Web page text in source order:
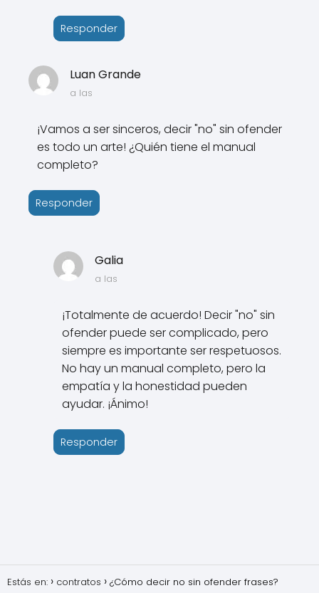
Responder
Luan Grande
a las
¡Vamos a ser sinceros, decir "no" sin ofender
es todo un arte! ¿Quién tiene el manual
completo?
Responder
Galia
a las
¡Totalmente de acuerdo! Decir "no" sin
ofender puede ser complicado, pero
siempre es importante ser respetuosos.
No hay un manual completo, pero la
empatía y la honestidad pueden
ayudar. ¡Ánimo!
Responder
Estás en: contratos ¿Cómo decir no sin ofender frases?